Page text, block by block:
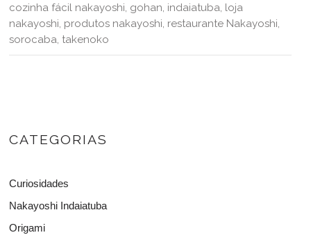
cozinha fácil nakayoshi, gohan, indaiatuba, loja
nakayoshi, produtos nakayoshi, restaurante Nakayoshi,
sorocaba, takenoko
CATEGORIAS
Curiosidades
Nakayoshi Indaiatuba
Origami